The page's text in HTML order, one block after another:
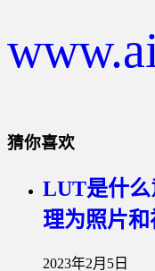
猜你喜欢
LUT是什
理为照片
2023年2月5日